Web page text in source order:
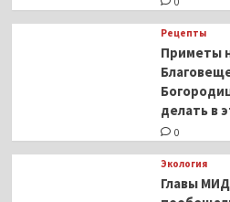
Рецепты
Приметы
делать в
0
Экология
Главы МИД